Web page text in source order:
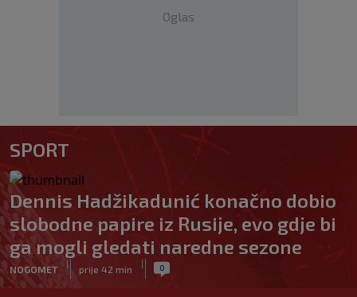
Oglas
SPORT
Dennis Hadžikadunić konačno dobio
slobodne papire iz Rusije, evo gdje bi
ga mogli gledati naredne sezone
NOGOMET
|
prije 42 min
| 0